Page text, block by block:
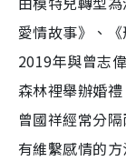
愛情故事》、
2019年與曾志
森林裡舉辦婚
曾國祥經常分
有維繫感情的